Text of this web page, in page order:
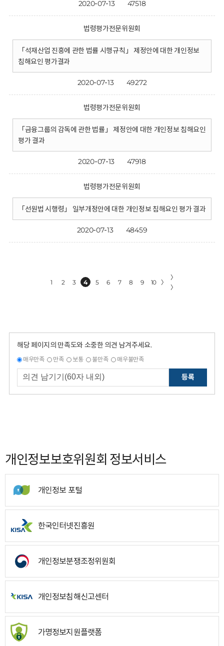
2020-07-13 47518
법령평가전문위원회
「석재산업 진흥에 관한 법률 시행규칙」 제정안에 대한 개인정보
침해요인 평가결과
2020-07-13 49272
법령평가전문위원회
「금융그룹의 감독에 관한 법률」 제정안에 대한 개인정보 침해요인
평가 결과
2020-07-13 47918
법령평가전문위원회
「선원법 시행령」 일부개정안에 대한 개인정보 침해요인 평가 결과
2020-07-13 48459
1 2 3 4 5 6 7 8 9 10 〉
〉
〉
해당 페이지의 만족도와 소중한 의견 남겨주세요.
매우만족 만족 보통 불만족 매우불만족
등록
개인정보보호위원회 정보서비스
개인정보 포털
한국인터넷진흥원
개인정보분쟁조정위원회
개인정보침해신고센터
가명정보지원플랫폼